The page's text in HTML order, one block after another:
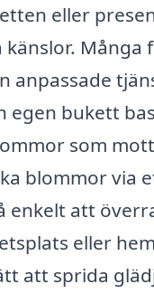
eller
Många
anpassade
egen bukett
som
blommor via
enkelt att
eller
att sprida